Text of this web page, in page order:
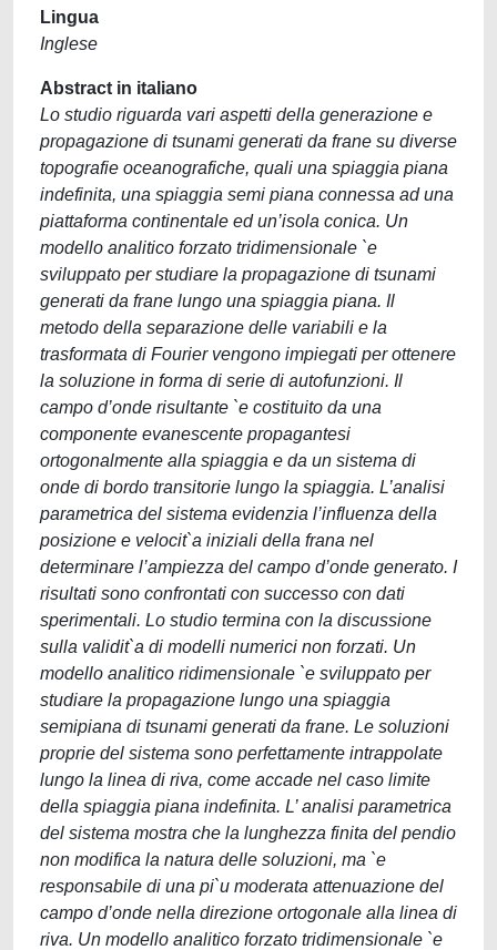
Lingua
Inglese
Abstract in italiano
Lo studio riguarda vari aspetti della generazione e
propagazione di tsunami generati da frane su diverse
topografie oceanografiche, quali una spiaggia piana
indefinita, una spiaggia semi piana connessa ad una
piattaforma continentale ed un’isola conica. Un
modello analitico forzato tridimensionale `e
sviluppato per studiare la propagazione di tsunami
generati da frane lungo una spiaggia piana. Il
metodo della separazione delle variabili e la
trasformata di Fourier vengono impiegati per ottenere
la soluzione in forma di serie di autofunzioni. Il
campo d’onde risultante `e costituito da una
componente evanescente propagantesi
ortogonalmente alla spiaggia e da un sistema di
onde di bordo transitorie lungo la spiaggia. L’analisi
parametrica del sistema evidenzia l’influenza della
posizione e velocit`a iniziali della frana nel
determinare l’ampiezza del campo d’onde generato. I
risultati sono confrontati con successo con dati
sperimentali. Lo studio termina con la discussione
sulla validit`a di modelli numerici non forzati. Un
modello analitico ridimensionale `e sviluppato per
studiare la propagazione lungo una spiaggia
semipiana di tsunami generati da frane. Le soluzioni
proprie del sistema sono perfettamente intrappolate
lungo la linea di riva, come accade nel caso limite
della spiaggia piana indefinita. L’ analisi parametrica
del sistema mostra che la lunghezza finita del pendio
non modifica la natura delle soluzioni, ma `e
responsabile di una pi`u moderata attenuazione del
campo d’onde nella direzione ortogonale alla linea di
riva. Un modello analitico forzato tridimensionale `e